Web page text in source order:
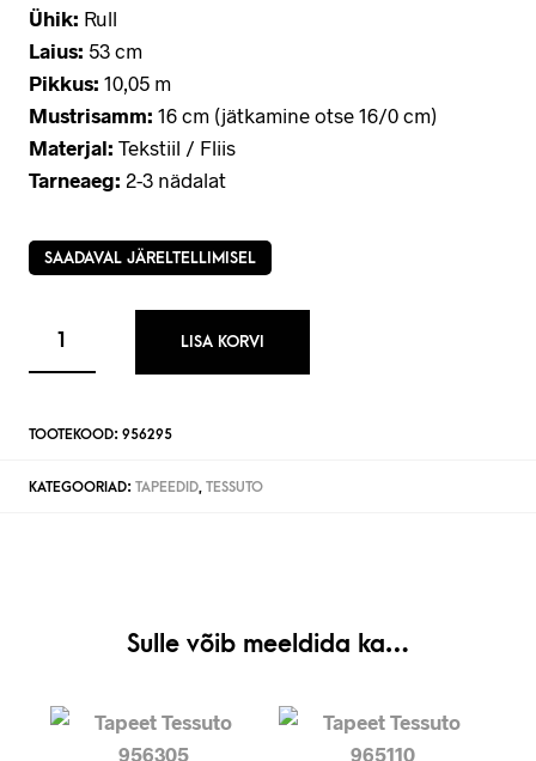
Ühik: Rull
Laius: 53 cm
Pikkus: 10,05 m
Mustrisamm: 16 cm (jätkamine otse 16/0 cm)
Materjal: Tekstiil / Fliis
Tarneaeg: 2-3 nädalat
SAADAVAL JÄRELTELLIMISEL
LISA KORVI
TOOTEKOOD: 956295
KATEGOORIAD: TAPEEDID, TESSUTO
Sulle võib meeldida ka…